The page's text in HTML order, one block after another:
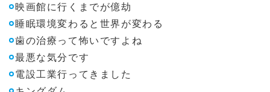
映画館に行くまでが億劫
睡眠環境変わると世界が変わる
歯の治療って怖いですよね
最悪な気分です
電設工業行ってきました